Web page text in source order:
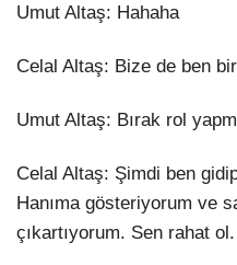
Umut Altaş: Hahaha
Celal Altaş: Bize de ben
Umut Altaş: Bırak rol
Celal Altaş: Şimdi ben
Hanıma gösteriyorum ve
çıkartıyorum. Sen rahat ol.